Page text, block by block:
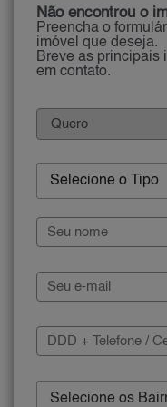
Não encontrou o
Preencha o
imóvel que deseja.
Breve as principais
em contato.
Selecione o Tipo
Selecione os